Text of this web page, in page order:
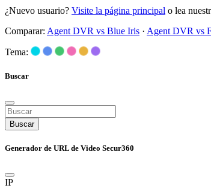
¿Nuevo usuario? Visite la página principal o lea
Comparar: Agent DVR vs Blue Iris · Agent DVR vs
Tema:
Buscar
Buscar
Generador de URL de Video Secur360
IP